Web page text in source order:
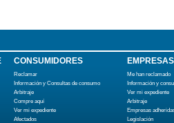
CONSUMIDORES
Reclamar
Información y Consultas de consumo
Arbitraje
Compre aquí
Ver mi expediente
Afectados
EMPRESAS
Me han reclamado
Información y
Ver mi expediente
Arbitraje
Empresas
Legislación